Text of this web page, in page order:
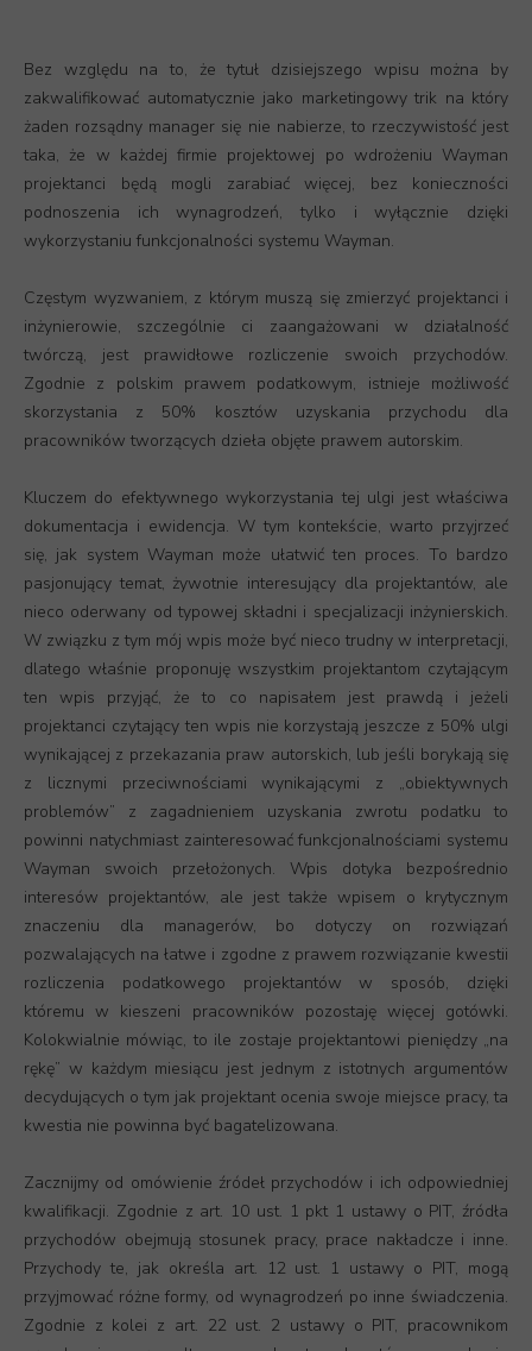
Bez względu na to, że tytuł dzisiejszego wpisu można by
zakwalifikować automatycznie jako marketingowy trik na który
żaden rozsądny manager się nie nabierze, to rzeczywistość jest
taka, że w każdej firmie projektowej po wdrożeniu Wayman
projektanci będą mogli zarabiać więcej, bez konieczności
podnoszenia ich wynagrodzeń, tylko i wyłącznie dzięki
wykorzystaniu funkcjonalności systemu Wayman.
Częstym wyzwaniem, z którym muszą się zmierzyć projektanci i
inżynierowie, szczególnie ci zaangażowani w działalność
twórczą, jest prawidłowe rozliczenie swoich przychodów.
Zgodnie z polskim prawem podatkowym, istnieje możliwość
skorzystania z 50% kosztów uzyskania przychodu dla
pracowników tworzących dzieła objęte prawem autorskim.
Kluczem do efektywnego wykorzystania tej ulgi jest właściwa
dokumentacja i ewidencja. W tym kontekście, warto przyjrzeć
się, jak system Wayman może ułatwić ten proces. To bardzo
pasjonujący temat, żywotnie interesujący dla projektantów, ale
nieco oderwany od typowej składni i specjalizacji inżynierskich.
W związku z tym mój wpis może być nieco trudny w interpretacji,
dlatego właśnie proponuję wszystkim projektantom czytającym
ten wpis przyjąć, że to co napisałem jest prawdą i jeżeli
projektanci czytający ten wpis nie korzystają jeszcze z 50% ulgi
wynikającej z przekazania praw autorskich, lub jeśli borykają się
z licznymi przeciwnościami wynikającymi z „obiektywnych
problemów” z zagadnieniem uzyskania zwrotu podatku to
powinni natychmiast zainteresować funkcjonalnościami systemu
Wayman swoich przełożonych. Wpis dotyka bezpośrednio
interesów projektantów, ale jest także wpisem o krytycznym
znaczeniu dla managerów, bo dotyczy on rozwiązań
pozwalających na łatwe i zgodne z prawem rozwiązanie kwestii
rozliczenia podatkowego projektantów w sposób, dzięki
któremu w kieszeni pracowników pozostaję więcej gotówki.
Kolokwialnie mówiąc, to ile zostaje projektantowi pieniędzy „na
rękę” w każdym miesiącu jest jednym z istotnych argumentów
decydujących o tym jak projektant ocenia swoje miejsce pracy, ta
kwestia nie powinna być bagatelizowana.
Zacznijmy od omówienie źródeł przychodów i ich odpowiedniej
kwalifikacji. Zgodnie z art. 10 ust. 1 pkt 1 ustawy o PIT, źródła
przychodów obejmują stosunek pracy, prace nakładcze i inne.
Przychody te, jak określa art. 12 ust. 1 ustawy o PIT, mogą
przyjmować różne formy, od wynagrodzeń po inne świadczenia.
Zgodnie z kolei z art. 22 ust. 2 ustawy o PIT, pracownikom